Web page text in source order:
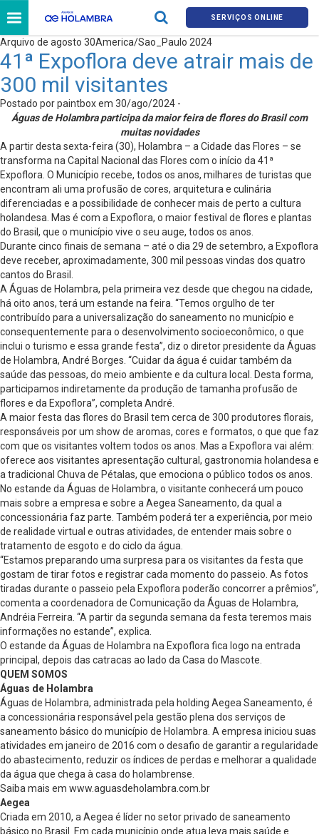
SERVIÇOS ONLINE
Arquivo de agosto 30America/Sao_Paulo 2024
41ª Expoflora deve atrair mais de
300 mil visitantes
Postado por paintbox em 30/ago/2024 -
Águas de Holambra participa da maior feira de flores do Brasil com
muitas novidades
A partir desta sexta-feira (30), Holambra – a Cidade das Flores – se
transforma na Capital Nacional das Flores com o início da 41ª
Expoflora. O Município recebe, todos os anos, milhares de turistas que
encontram ali uma profusão de cores, arquitetura e culinária
diferenciadas e a possibilidade de conhecer mais de perto a cultura
holandesa. Mas é com a Expoflora, o maior festival de flores e plantas
do Brasil, que o município vive o seu auge, todos os anos.
Durante cinco finais de semana – até o dia 29 de setembro, a Expoflora
deve receber, aproximadamente, 300 mil pessoas vindas dos quatro
cantos do Brasil.
A Águas de Holambra, pela primeira vez desde que chegou na cidade,
há oito anos, terá um estande na feira. “Temos orgulho de ter
contribuído para a universalização do saneamento no município e
consequentemente para o desenvolvimento socioeconômico, o que
inclui o turismo e essa grande festa”, diz o diretor presidente da Águas
de Holambra, André Borges. “Cuidar da água é cuidar também da
saúde das pessoas, do meio ambiente e da cultura local. Desta forma,
participamos indiretamente da produção de tamanha profusão de
flores e da Expoflora”, completa André.
A maior festa das flores do Brasil tem cerca de 300 produtores florais,
responsáveis por um show de aromas, cores e formatos, o que que faz
com que os visitantes voltem todos os anos. Mas a Expoflora vai além:
oferece aos visitantes apresentação cultural, gastronomia holandesa e
a tradicional Chuva de Pétalas, que emociona o público todos os anos.
No estande da Águas de Holambra, o visitante conhecerá um pouco
mais sobre a empresa e sobre a Aegea Saneamento, da qual a
concessionária faz parte. Também poderá ter a experiência, por meio
de realidade virtual e outras atividades, de entender mais sobre o
tratamento de esgoto e do ciclo da água.
“Estamos preparando uma surpresa para os visitantes da festa que
gostam de tirar fotos e registrar cada momento do passeio. As fotos
tiradas durante o passeio pela Expoflora poderão concorrer a prêmios”,
comenta a coordenadora de Comunicação da Águas de Holambra,
Andréia Ferreira. “A partir da segunda semana da festa teremos mais
informações no estande”, explica.
O estande da Águas de Holambra na Expoflora fica logo na entrada
principal, depois das catracas ao lado da Casa do Mascote.
QUEM SOMOS
Águas de Holambra
Águas de Holambra, administrada pela holding Aegea Saneamento, é
a concessionária responsável pela gestão plena dos serviços de
saneamento básico do município de Holambra. A empresa iniciou suas
atividades em janeiro de 2016 com o desafio de garantir a regularidade
do abastecimento, reduzir os índices de perdas e melhorar a qualidade
da água que chega à casa do holambrense.
Saiba mais em www.aguasdeholambra.com.br
Aegea
Criada em 2010, a Aegea é líder no setor privado de saneamento
básico no Brasil. Em cada município onde atua leva mais saúde e